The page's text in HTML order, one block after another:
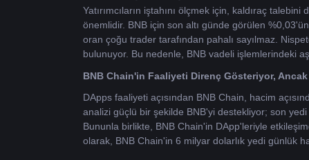
Yatırımcıların iştahını ölçmek için, kaldıraç
önemlidir. BNB için son altı günde görülen
oran çoğu trader tarafından pahalı sayılmaz.
bulunuyor. Bu nedenle, BNB vadeli işlemlerindeki
BNB Chain'in Faaliyeti Direnç Gösteriyor, Ancak
DApps faaliyeti açısından BNB Chain, hacim
analizi güçlü bir şekilde BNB'yi destekliyor; son
Bununla birlikte, BNB Chain'in DApp'leriyle
olarak, BNB Chain'in 6 milyar dolarlık yedi günlük